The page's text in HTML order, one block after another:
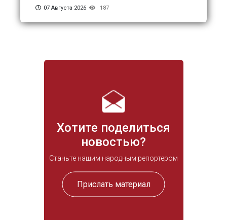
Хотите поделиться
новостью?
Станьте нашим народным репортером
Прислать материал
07 Августа 2026 187